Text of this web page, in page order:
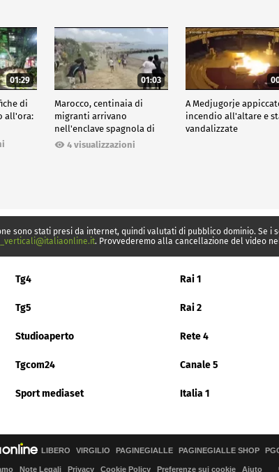
01:29
di
all'ora:
01:03
Marocco, centinaia di
migranti arrivano
nell'enclave spagnola di
Ceuta4 visualizzazioni
A Medjugorje
incendio all'altare e
vandalizzate
sono stati presi da internet, quindi valutati di pubblico dominio.
. Provvederemo alla cancellazione del video
Tg4 Rai 1
Tg5 Rai 2
Studioaperto Rete 4
Tgcom24 Canale 5
Sport mediaset Italia 1
LIBERO VIRGILIO PAGINEGIALLE PAGINEGIALLE SHOP
Note Legali Privacy Cookie Policy Preferenze sui cookie Aiuto